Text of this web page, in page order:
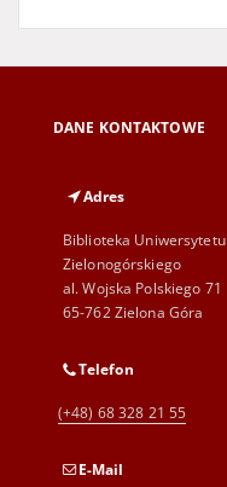
DANE KONTAKTOWE
Adres
Biblioteka Uniwersytetu
Zielonogórskiego
al. Wojska Polskiego 71
65-762 Zielona Góra
Telefon
(+48) 68 328 21 55
E-Mail